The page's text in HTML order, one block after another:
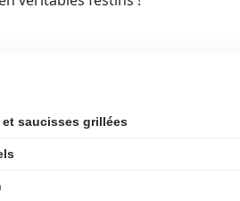
saucisses grillées